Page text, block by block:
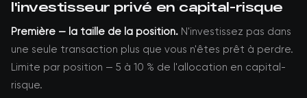
l'investisseur privé en capital-risque
Première — la taille de la position. N'investissez pas dans
une seule transaction plus que vous n'êtes prêt à perdre.
Limite par position — 5 à 10 % de l'allocation en capital-
risque.